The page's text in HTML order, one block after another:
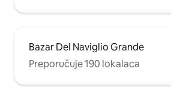
Bazar Del Naviglio Grande
Preporučuje 190 lokalaca